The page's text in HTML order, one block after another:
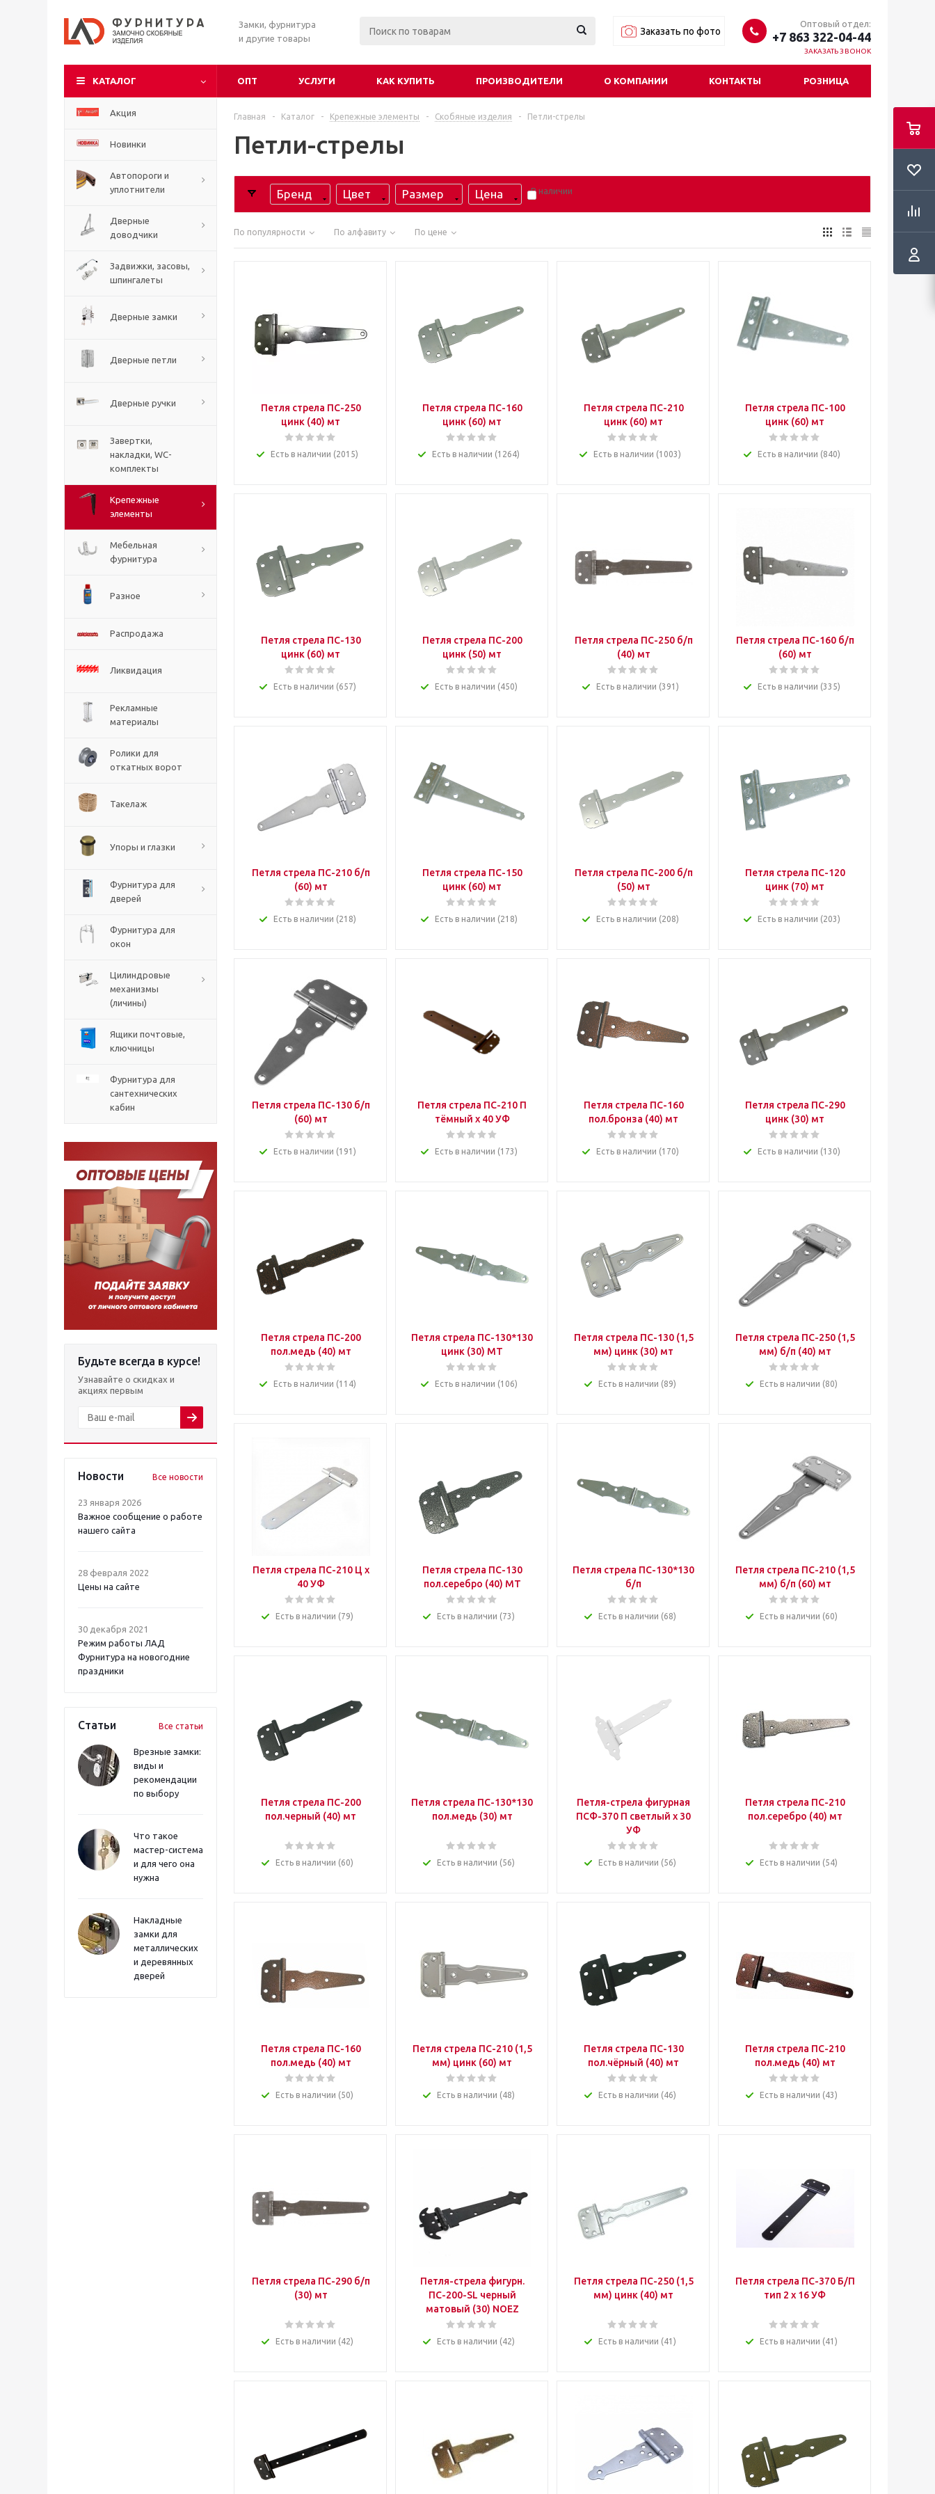
Замки, фурнитура
и другие товары
Заказать по фото
Оптовый отдел:
+7 863 322-04-44
ЗАКАЗАТЬ ЗВОНОК
КАТАЛОГ ОПТ УСЛУГИ КАК КУПИТЬ ПРОИЗВОДИТЕЛИ О КОМПАНИИ КОНТАКТЫ РОЗНИЦА
Акция
Новинки
Автопороги и
уплотнители
Дверные
доводчики
Задвижки, засовы,
шпингалеты
Дверные замки
Дверные петли
Дверные ручки
Завертки,
накладки, WC-
комплекты
Крепежные
элементы
Мебельная
фурнитура
Разное
Распродажа
Ликвидация
Рекламные
материалы
Ролики для
откатных ворот
Такелаж
Упоры и глазки
Фурнитура для
дверей
Фурнитура для
окон
Цилиндровые
механизмы
(личины)
Ящики почтовые,
ключницы
Фурнитура для
сантехнических
кабин
Будьте всегда в курсе!
Узнавайте о скидках и
акциях первым
Новости Все новости
23 января 2026
Важное сообщение о работе
нашего сайта
28 февраля 2022
Цены на сайте
30 декабря 2021
Режим работы ЛАД
Фурнитура на новогодние
праздники
Статьи Все статьи
Врезные замки:
виды и
рекомендации
по выбору
Что такое
мастер-система
и для чего она
нужна
Накладные
замки для
металлических
и деревянных
дверей
Главная - Каталог - Крепежные элементы - Скобяные изделия - Петли-стрелы
Петли-стрелы
Бренд Цвет Размер Цена В наличии
По популярности По алфавиту По цене
Петля стрела ПС-250
цинк (40) мт
Есть в наличии (2015)
Петля стрела ПС-160
цинк (60) мт
Есть в наличии (1264)
Петля стрела ПС-210
цинк (60) мт
Есть в наличии (1003)
Петля стрела ПС-100
цинк (60) мт
Есть в наличии (840)
Петля стрела ПС-130
цинк (60) мт
Есть в наличии (657)
Петля стрела ПС-200
цинк (50) мт
Есть в наличии (450)
Петля стрела ПС-250 б/п
(40) мт
Есть в наличии (391)
Петля стрела ПС-160 б/п
(60) мт
Есть в наличии (335)
Петля стрела ПС-210 б/п
(60) мт
Есть в наличии (218)
Петля стрела ПС-150
цинк (60) мт
Есть в наличии (218)
Петля стрела ПС-200 б/п
(50) мт
Есть в наличии (208)
Петля стрела ПС-120
цинк (70) мт
Есть в наличии (203)
Петля стрела ПС-130 б/п
(60) мт
Есть в наличии (191)
Петля стрела ПС-210 П
тёмный х 40 УФ
Есть в наличии (173)
Петля стрела ПС-160
пол.бронза (40) мт
Есть в наличии (170)
Петля стрела ПС-290
цинк (30) мт
Есть в наличии (130)
Петля стрела ПС-200
пол.медь (40) мт
Есть в наличии (114)
Петля стрела ПС-130*130
цинк (30) МТ
Есть в наличии (106)
Петля стрела ПС-130 (1,5
мм) цинк (30) мт
Есть в наличии (89)
Петля стрела ПС-250 (1,5
мм) б/п (40) мт
Есть в наличии (80)
Петля стрела ПС-210 Ц х
40 УФ
Есть в наличии (79)
Петля стрела ПС-130
пол.серебро (40) МТ
Есть в наличии (73)
Петля стрела ПС-130*130
б/п
Есть в наличии (68)
Петля стрела ПС-210 (1,5
мм) б/п (60) мт
Есть в наличии (60)
Петля стрела ПС-200
пол.черный (40) мт
Есть в наличии (60)
Петля стрела ПС-130*130
пол.медь (30) мт
Есть в наличии (56)
Петля-стрела фигурная
ПСФ-370 П светлый х 30
УФ
Есть в наличии (56)
Петля стрела ПС-210
пол.серебро (40) мт
Есть в наличии (54)
Петля стрела ПС-160
пол.медь (40) мт
Есть в наличии (50)
Петля стрела ПС-210 (1,5
мм) цинк (60) мт
Есть в наличии (48)
Петля стрела ПС-130
пол.чёрный (40) мт
Есть в наличии (46)
Петля стрела ПС-210
пол.медь (40) мт
Есть в наличии (43)
Петля стрела ПС-290 б/п
(30) мт
Есть в наличии (42)
Петля-стрела фигурн.
ПС-200-SL черный
матовый (30) NOEZ
Есть в наличии (42)
Петля стрела ПС-250 (1,5
мм) цинк (40) мт
Есть в наличии (41)
Петля стрела ПС-370 Б/П
тип 2 х 16 УФ
Есть в наличии (41)